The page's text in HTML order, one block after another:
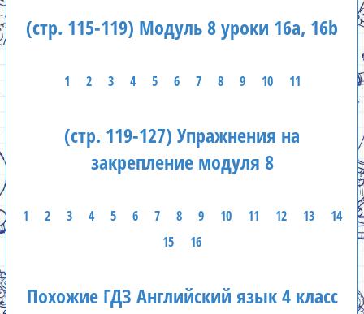
(стр. 115-119) Модуль 8 уроки 16а, 16b
1 2 3 4 5 6 7 8 9 10 11
(стр. 119-127) Упражнения на
закрепление модуля 8
1 2 3 4 5 6 7 8 9 10 11 12 13
14
15
16
Похожие ГДЗ Английский язык 4 класс